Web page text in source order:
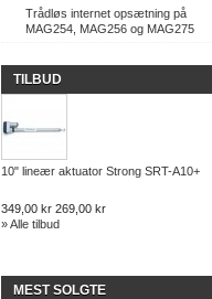
Trådløs internet opsætning på
MAG254, MAG256 og MAG275
TILBUD
10" lineær aktuator Strong SRT-A10+
349,00 kr 269,00 kr
» Alle tilbud
MEST SOLGTE